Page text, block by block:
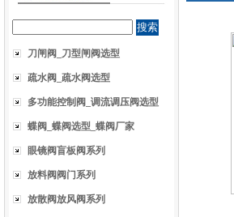
刀闸阀_刀型闸阀选型
疏水阀_疏水阀选型
多功能控制阀_调流调压阀选型
蝶阀_蝶阀选型_蝶阀厂家
眼镜阀盲板阀系列
放料阀阀门系列
放散阀放风阀系列